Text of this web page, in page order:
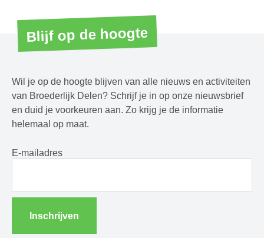
Blijf op de hoogte
Wil je op de hoogte blijven van alle nieuws en activiteiten
van Broederlijk Delen? Schrijf je in op onze nieuwsbrief
en duid je voorkeuren aan. Zo krijg je de informatie
helemaal op maat.
E-mailadres
Inschrijven